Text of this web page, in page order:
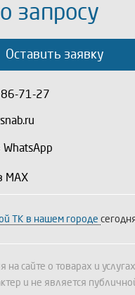
запросу
Оставить заявку
71-27
WhatsApp
MAX
ТК в нашем городе
сайте о товарах и
и не является